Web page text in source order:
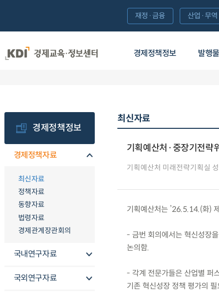
경제정책정보 발행물
재정·금융 산업·무역
경제정책정보
경제정책자료
최신자료
정책자료
동향자료
법령자료
경제관계장관회의
국내연구자료
국외연구자료
최신자료
기획예산처·중장기전략
기획예산처 미래전략기획실
기획예산처는 ’26.5.14.(화)
- 금번 회의에서는 혁신성장
논의함.
- 각계 전문가들은 산업별 퍼
기존 혁신성장 정책 평가의